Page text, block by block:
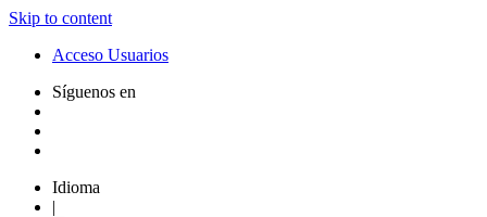
Skip to content
Acceso Usuarios
Síguenos en
Idioma
|